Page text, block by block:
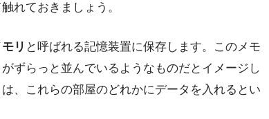
れておきましょう。
リ と呼ばれる記憶装置に保存します。このメモ
ずらっと並んでいるようなものだとイメージし
、これらの部屋のどれかにデータを入れるとい